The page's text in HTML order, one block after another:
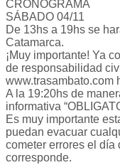
CRONOGRAMA
SÁBADO 04/11
De 13hs a 19hs se
Catamarca.
¡Muy importante! Ya
de responsabilidad
www.trasambato.com
A la 19:20hs de
informativa
Es muy importante
puedan evacuar
cometer errores el día
corresponde.